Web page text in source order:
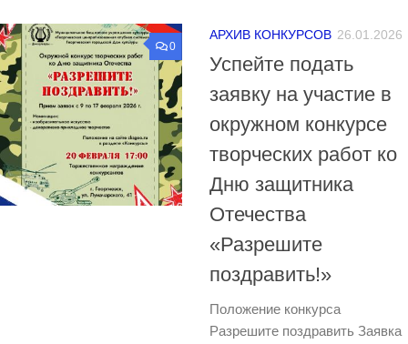
0
АРХИВ КОНКУРСОВ 26.01.2026
Успейте подать
заявку на участие в
окружном конкурсе
творческих работ ко
Дню защитника
Отечества
«Разрешите
поздравить!»
Положение конкурса
Разрешите поздравить Заявка